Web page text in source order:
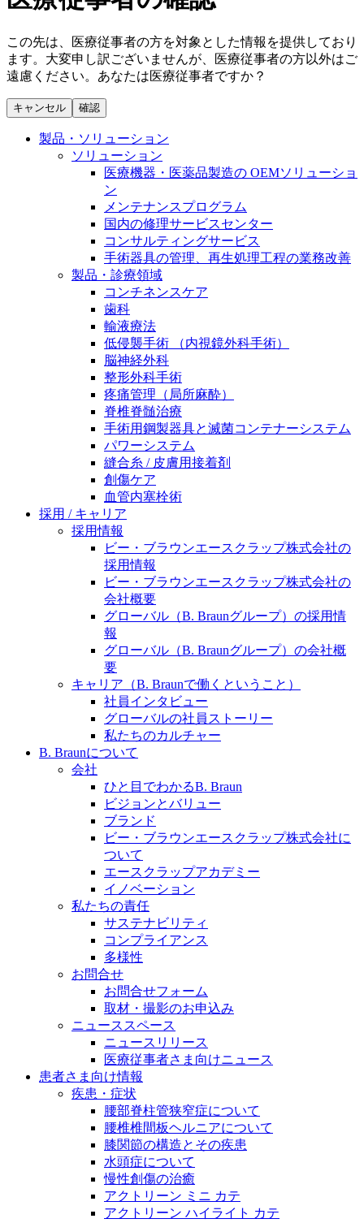
創傷ケア
ソリューション
製品・診療領域
製品ポートフォリオ​
こちらの製品ポートフォリオからも、製品をお探しい
ただくことができます。
販売代理店さま向け情報​
お問合せ先、価格情報、E-Shopのご案内など販売店さ
ま向けの情報スペースです。
膝関節の構造とその疾患
身体の中で最も大きい関節である膝関節。日常の生活
を支える、その機能や特徴とは？傷めてしまった場合
には、どのような治療の選択肢があるのでしょう。
水頭症について
「水頭症」とはどのような疾患なのでしょう。成人に
多い水頭症と、小児に多い水頭症の特徴と症状、検査
や治療法など「水頭症」の概要を知っていただくこと
ができます。
採用情報
ビー・ブラウンエースクラッﾌﾟで新たな可能性を見つ
けませんか？現在募集中のポジションをご覧いただけ
取材・撮影のお申込み
ニューススペース
ニュースリリース
医療従事者さま向けニュース
会社
私たちの責任
ニューススペース
エースクラップアカデミー
医療に携わるあらゆる方々に、学びと情報共有の場を
提供していくことを目指します。
お問合せフォームより、ご質問をお送りください。
この先は、医療従事者の方を対象とした情報を提供しており
ます。大変申し訳ございませんが、医療従事者の方以外はご
遠慮ください。あなたは医療従事者ですか？
キャンセル 確認
製品・ソリューション
ソリューション
医療機器・医薬品製造の OEMソリューショ
ン
メンテナンスプログラム
国内の修理サービスセンター
コンサルティングサービス
手術器具の管理、再生処理工程の業務改善
製品・診療領域
コンチネンスケア
歯科
輸液療法
低侵襲手術 （内視鏡外科手術）
脳神経外科
整形外科手術
疼痛管理（局所麻酔）
脊椎脊髄治療
手術用鋼製器具と滅菌コンテナーシステム
パワーシステム
縫合糸 / 皮膚用接着剤
創傷ケア
血管内塞栓術
採用 / キャリア
採用情報
ビー・ブラウンエースクラップ株式会社の
採用情報
ビー・ブラウンエースクラップ株式会社の
会社概要
グローバル（B. Braunグループ）の採用情
報
グローバル（B. Braunグループ）の会社概
要
キャリア（B. Braunで働くということ）
社員インタビュー
グローバルの社員ストーリー
私たちのカルチャー
B. Braunについて
会社
ひと目でわかるB. Braun
ビジョンとバリュー
ブランド
ビー・ブラウンエースクラップ株式会社に
ついて
エースクラップアカデミー
イノベーション
私たちの責任
サステナビリティ
コンプライアンス
多様性
お問合せ
お問合せフォーム
取材・撮影のお申込み
ニューススペース
ニュースリリース
医療従事者さま向けニュース
患者さま向け情報
疾患・症状
腰部脊柱管狭窄症について
腰椎椎間板ヘルニアについて
膝関節の構造とその疾患
水頭症について
慢性創傷の治癒
アクトリーン ミニ カテ
アクトリーン ハイライト カテ